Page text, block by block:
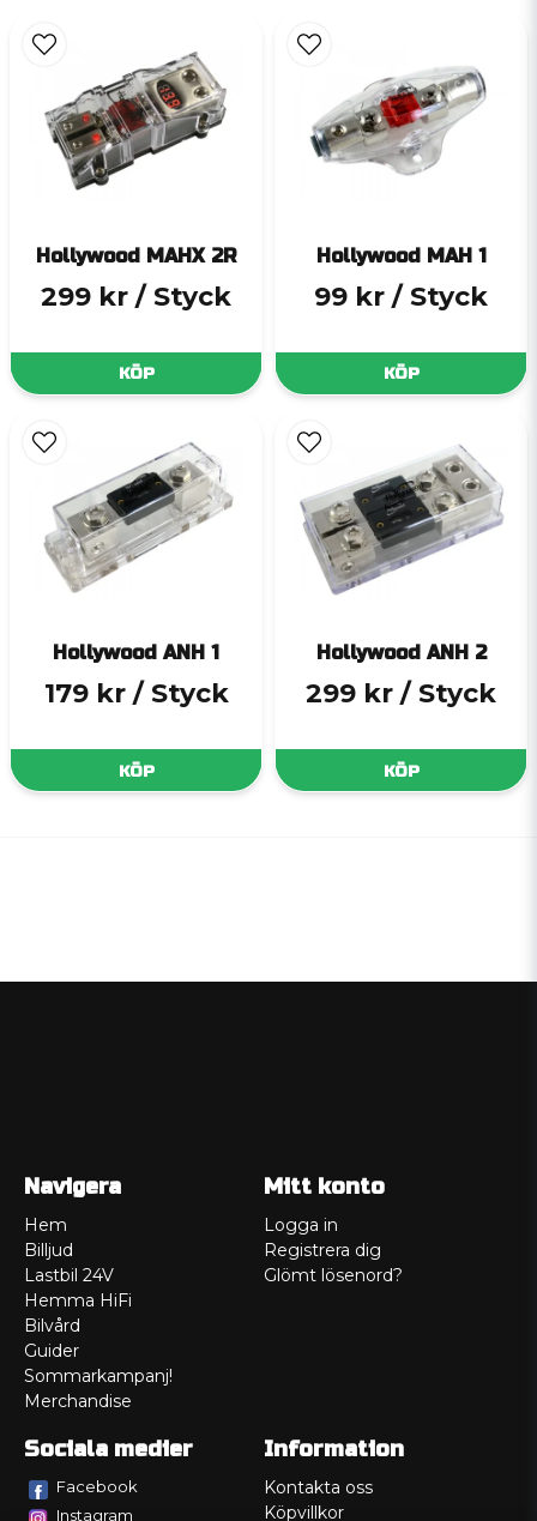
Hollywood MAHX 2R
299 kr / Styck
KÖP
Hollywood MAH 1
99 kr / Styck
KÖP
Hollywood ANH 1
179 kr / Styck
KÖP
Hollywood ANH 2
299 kr / Styck
KÖP
Navigera
Hem
Billjud
Lastbil 24V
Hemma HiFi
Bilvård
Guider
Sommarkampanj!
Merchandise
Mitt konto
Logga in
Registrera dig
Glömt lösenord?
Sociala medier
Facebook
Instagram
Information
Kontakta oss
Köpvillkor